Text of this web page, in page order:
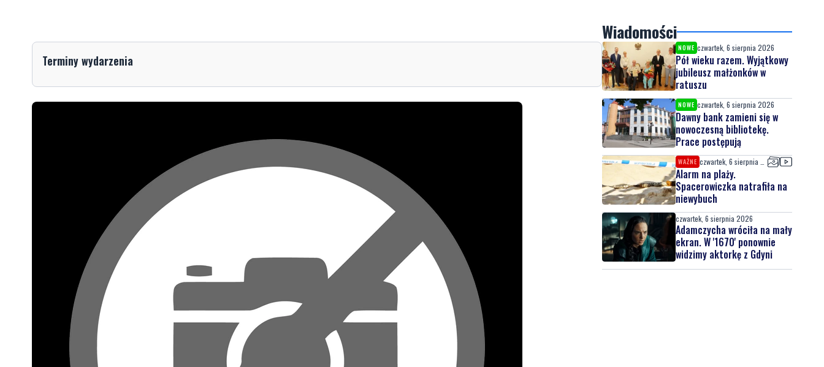
Terminy wydarzenia
Wiadomości
NOWE czwartek, 6 sierpnia 2026
Pół wieku razem. Wyjątkowy
jubileusz małżonków w
ratuszu
NOWE czwartek, 6 sierpnia 2026
Dawny bank zamieni się w
nowoczesną bibliotekę.
Prace postępują
WAŻNE
Alarm na plaży.
Spacerowiczka natrafiła na
niewybuch
czwartek, 6 sierpnia 2026
Adamczycha wróciła na mały
ekran. W '1670' ponownie
widzimy aktorkę z Gdyni